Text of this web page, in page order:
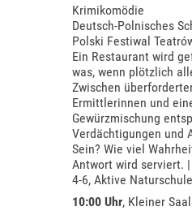
Krimikomödie
Deutsch-Polnisches
Polski Festiwal
Ein Restaurant wird
was, wenn plötzlich
Zwischen
Ermittlerinnen und
Gewürzmischung
Verdächtigungen und
Sein? Wie viel
Antwort wird serviert.
4-6, Aktive
10:00 Uhr, Kleiner Saal